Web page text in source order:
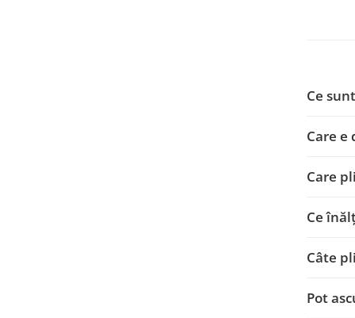
Ce
Care e
Care
Ce
Câte
Pot